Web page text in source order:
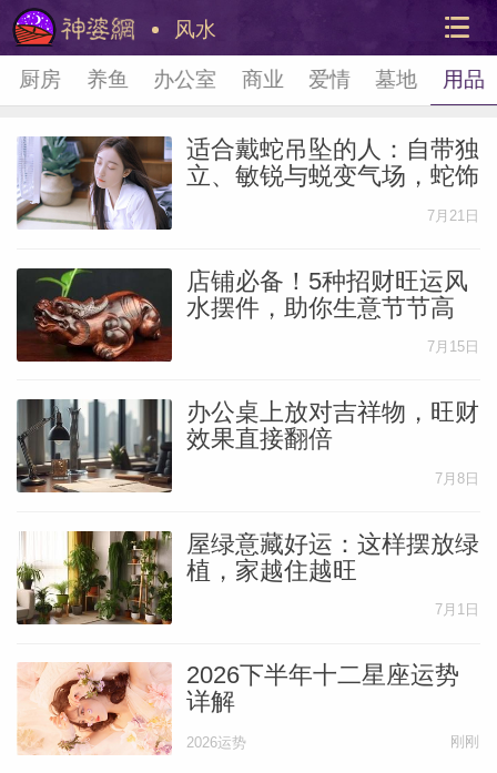
美国神
风水
站内导
厨房 养鱼 办公室 商业 爱情 墓地 用品
适合戴蛇吊坠的人：自带独
立、敏锐与蜕变气场，蛇饰
7月21日
店铺必备！5种招财旺运风
水摆件，助你生意节节高
7月15日
办公桌上放对吉祥物，旺财
效果直接翻倍
7月8日
屋绿意藏好运：这样摆放绿
植，家越住越旺
7月1日
2026下半年十二星座运势
详解
2026运势 刚刚